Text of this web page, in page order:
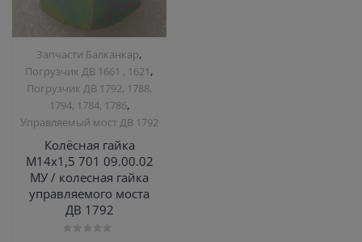
Запчасти Балканкар,
Погрузчик ДВ 1661 , 1621,
Погрузчик ДВ 1792, 1788,
1794, 1784, 1786,
Управляемый мост ДВ 1792
Колёсная гайка
М14х1,5 701 09.00.02
МУ / колесная гайка
управляемого моста
ДВ 1792